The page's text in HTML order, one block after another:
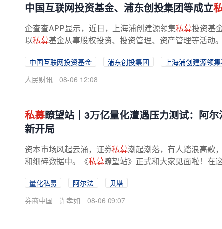
中国互联网投资基金、浦东创投集团等成立
企查查APP显示，近日，上海浦创建源领集私募投资基
以私募基金从事股权投资、投资管理、资产管理等活动
中国互联网投资基金 浦东创投集团
上海浦创建源领
人民财讯
08-06 12:08
私募瞭望站｜3万亿量化遭遇压力测试：阿
新开局
资本市场风起云涌，证券私募潮起潮落，有人踏浪高歌
和细碎数据中。《私募瞭望站》正式和大家见面啦！在
量化私募 阿尔法
贝塔
券商中国
许孝如 08-06 09:07